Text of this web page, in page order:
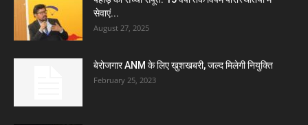
सेवाएं...
August 27, 2025
बेरोजगार ANM के लिए खुशखबरी, जल्द मिलेगी नियुक्ति
February 25, 2023